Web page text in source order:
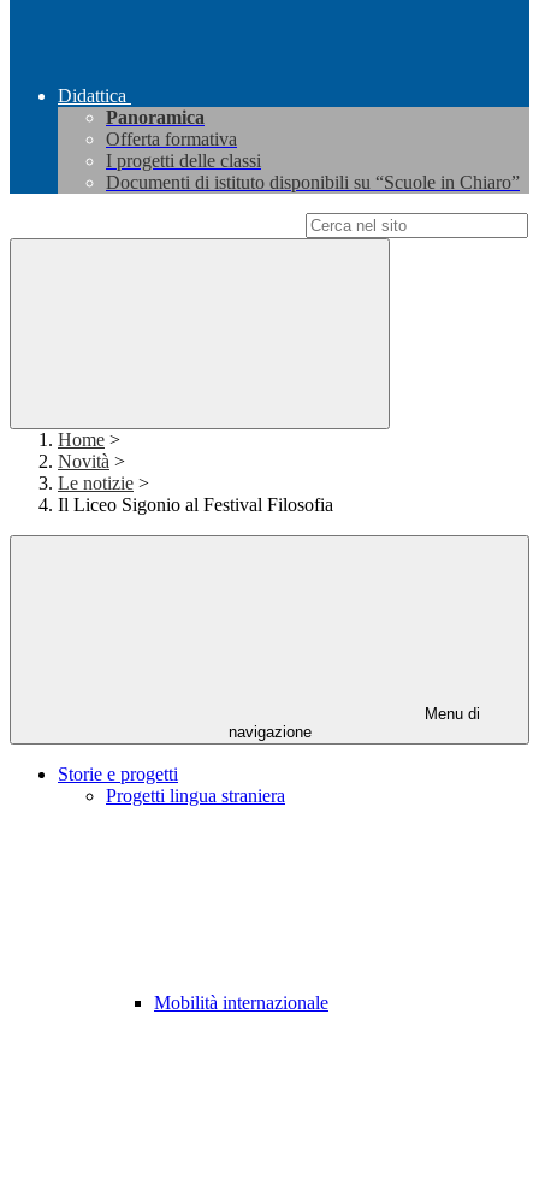
Didattica
Panoramica
Offerta formativa
I progetti delle classi
Documenti di istituto disponibili su “Scuole in Chiaro”
Home >
Novità >
Le notizie >
Il Liceo Sigonio al Festival Filosofia
Menu di
navigazione
Storie e progetti
Progetti lingua straniera
Mobilità internazionale